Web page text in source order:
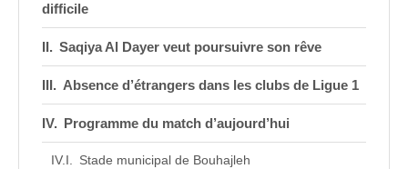
difficile
Saqiya Al Dayer veut poursuivre son rêve
Absence d’étrangers dans les clubs de Ligue 1
Programme du match d’aujourd’hui
Stade municipal de Bouhajleh